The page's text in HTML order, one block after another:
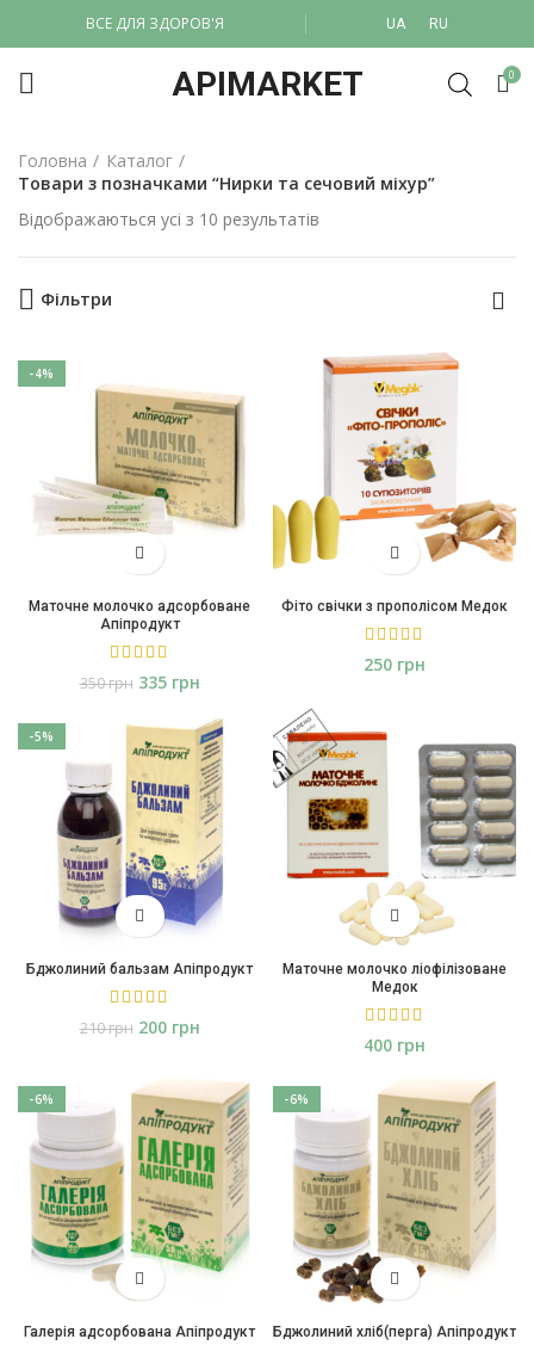
ВСЕ ДЛЯ ЗДОРОВ'Я UA RU
APIMARKET 0
Головна
Каталог
Товари з позначками “Нирки та сечовий міхур”
Відображаються усі з 10 результатів
Фільтри
-4%
Маточне молочко адсорбоване
Апіпродукт
350грн 335 грн
Фіто свічки з прополісом Медок
грн
-5%
Бджолиний бальзам Апіпродукт
210грн 200 грн
Маточне молочко ліофілізоване
Медок
грн
-6%
Галерія адсорбована Апіпродукт
-6%
Бджолиний хліб(перга) Апіпродукт